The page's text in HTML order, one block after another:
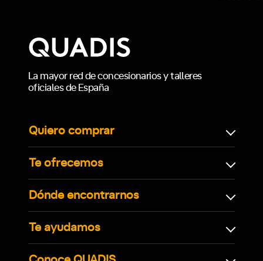
La mayor red de concesionarios y talleres
oficiales de España
Quiero comprar
Te ofrecemos
Dónde encontrarnos
Te ayudamos